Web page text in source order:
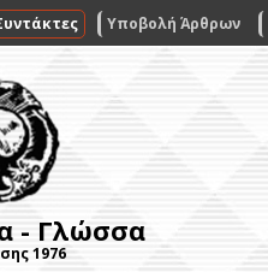
Υποβολή Άρθρων
- Γλώσσα
1976